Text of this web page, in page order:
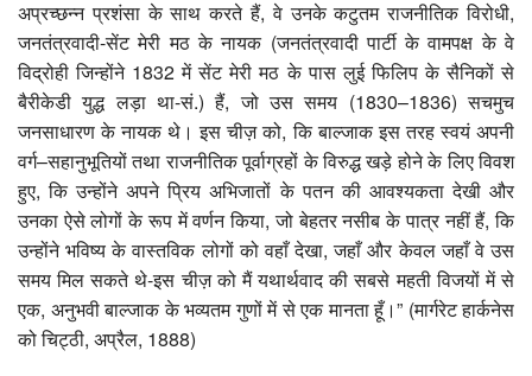
अप्रच्छन्न प्रशंसा के साथ करते हैं, वे उनके कटुतम राजनीतिक विरोधी,
जनतंत्रवादी-सेंट मेरी मठ के नायक (जनतंत्रवादी पार्टी के वामपक्ष के वे
विद्रोही जिन्होंने 1832 में सेंट मेरी मठ के पास लुई फिलिप के सैनिकों से
बैरीकेडी युद्ध लड़ा था-सं.) हैं, जो उस समय (1830–1836) सचमुच
जनसाधारण के नायक थे। इस चीज़ को, कि बाल्जाक इस तरह स्वयं अपनी
वर्ग–सहानुभूतियों तथा राजनीतिक पूर्वाग्रहों के विरुद्ध खड़े होने के लिए विवश
हुए, कि उन्होंने अपने प्रिय अभिजातों के पतन की आवश्यकता देखी और
उनका ऐसे लोगों के रूप में वर्णन किया, जो बेहतर नसीब के पात्र नहीं हैं, कि
उन्होंने भविष्य के वास्तविक लोगों को वहाँ देखा, जहाँ और केवल जहाँ वे उस
समय मिल सकते थे-इस चीज़ को मैं यथार्थवाद की सबसे महती विजयों में से
एक, अनुभवी बाल्जाक के भव्यतम गुणों में से एक मानता हूँ।” (मार्गरेट हार्कनेस
को चिट्ठी, अप्रैल, 1888)